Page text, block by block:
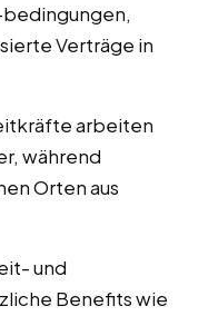
Verträge in
arbeiten
während
Orten aus
und
Benefits wie